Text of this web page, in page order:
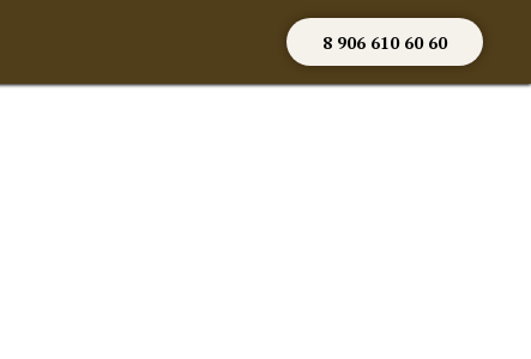
8 906 610 60 60